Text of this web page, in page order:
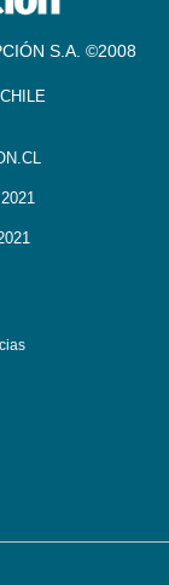
S.A. ©2008